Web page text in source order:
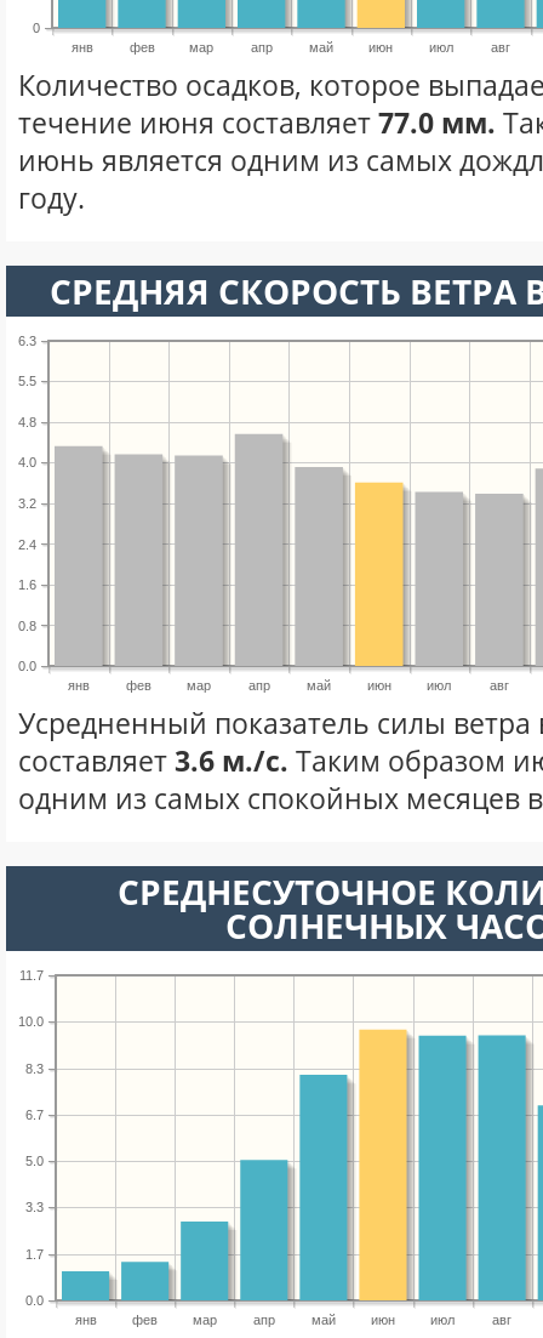
янв фев мар апр май июн июл авг
0
Количество осадков, которое
течение июня составляет77.0 мм.
июнь является одним из самых
году.
СРЕДНЯЯ СКОРОСТЬ
янв фев мар апр май июн июл авг
0.0
0.8
1.6
2.4
3.2
4.0
4.8
5.5
6.3
Усредненный показатель силы
составляет3.6 м./с. Таким образом
одним из самых спокойных месяцев
СРЕДНЕСУТОЧНОЕ
СОЛНЕЧНЫХ
янв фев мар апр май июн июл авг
0.0
1.7
3.3
5.0
6.7
8.3
10.0
11.7